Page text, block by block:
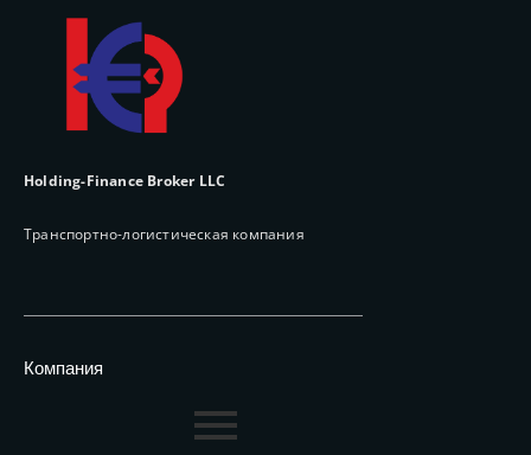
Holding-Finance Broker LLC
Транспортно-логистическая компания
Компания